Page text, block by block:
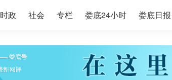
时政 社会 专栏 娄底24小时 娄底日报